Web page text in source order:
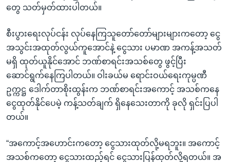
တွေ သတ်မှတ်ထားပါတယ်။
စီးပွားရေးလုပ်ငန်း လုပ်နေကြသူတော်တော်များများကတော့ ငွေ
အသွင်းအထုတ်လွယ်ကူအောင်နဲ့ ငွေသား ပမာဏ အကန့်အသတ်
မရှိ ထုတ်ယူနိုင်အောင် ဘဏ်စာရင်းအသစ်တွေ ဖွင့်ပြီး
ဆောင်ရွက်နေကြပါတယ်။ ဝါးခယ်မ ရောင်းဝယ်ရေးကုမ္ပဏီ
ဥက္ကဋ္ဌ ဒေါက်တာစိုးထွန်းက ဘဏ်စာရင်းအကောင့် အသစ်ကနေ
ငွေထုတ်နိုင်ပေမဲ့ ကန့်သတ်ချက် ရှိနေသေးတာကို ခုလို ရှင်းပြပါ
တယ်။
“အကောင့်အဟောင်းကတော့ ငွေသားထုတ်လို့မရဘူး။ အကောင့်
အသစ်ကတော့ ငွေသားထည့်ရင် ငွေသားပြန်ထုတ်လို့ရတယ်။ အ